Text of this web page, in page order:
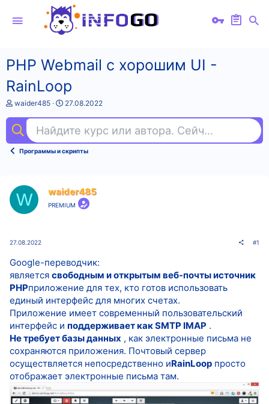
PHP Webmail с хорошим UI -
RainLoop
А
т
о
т
waider485
Д
а
н
а
а
27.08.2022
Найдите курс или автора. Сейчас ищут
Программы и скрипты
W waider485
PREMIUM
27.08.2022 #1
Google-переводчик:
является свободным и открытым веб-почты источник
PHPприложение для тех, кто готов использовать
единый интерфейс для многих счетах.
Приложение имеет современный пользовательский
интерфейс и поддерживает как SMTP IMAP .
Не требует базы данных , как электронные письма не
сохраняются приложения. Почтовый сервер
осуществляется непосредственно иRainLoop просто
отображает электронные письма там.